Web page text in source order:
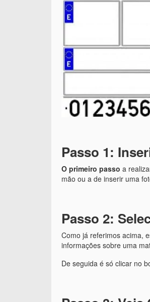
Passo 1:
O primeiro passo a
mão ou a de inserir uma
Passo 2:
Como já referimos acima,
informações sobre uma
De seguida é só clicar no